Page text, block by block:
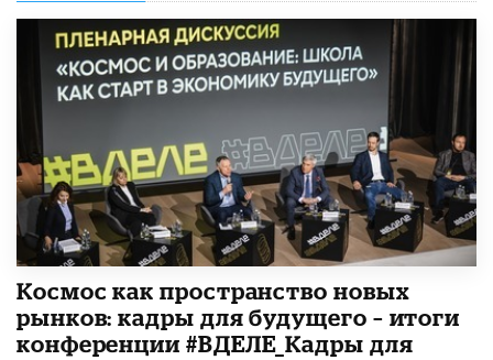
Космос как пространство новых
рынков: кадры для будущего – итоги
конференции #ВДЕЛЕ_Кадры для